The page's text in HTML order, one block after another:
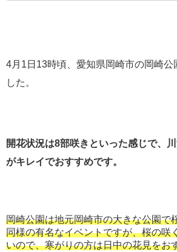
4月1日13時頃、愛知県岡崎市の岡崎公
した。
開花状況は8部咲きといった感じで、
がキレイでおすすめです。
岡崎公園は地元岡崎市の大きな公園で
同様の有名なイベントですが、桜の咲
いので、寒がりの方は日中の花見をお